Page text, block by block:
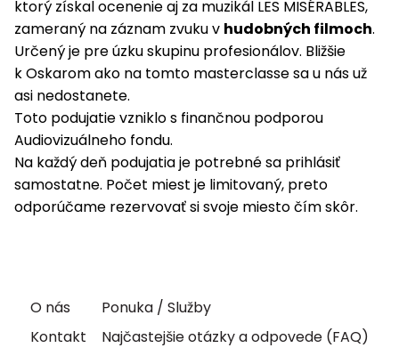
ktorý získal ocenenie aj za muzikál LES MISÉRABLES,
zameraný na záznam zvuku v hudobných filmoch.
Určený je pre úzku skupinu profesionálov. Bližšie
k Oskarom ako na tomto masterclasse sa u nás už
asi nedostanete.
Toto podujatie vzniklo s finančnou podporou
Audiovizuálneho fondu.
Na každý deň podujatia je potrebné sa prihlásiť
samostatne. Počet miest je limitovaný, preto
odporúčame rezervovať si svoje miesto čím skôr.
O nás
Kontakt
Ponuka / Služby
Najčastejšie otázky a odpovede (FAQ)